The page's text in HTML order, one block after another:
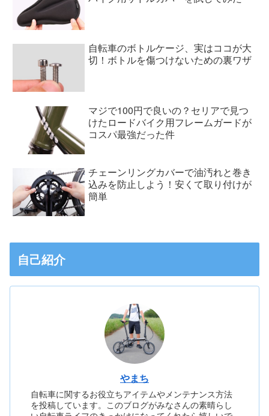
自転車のボトルケージ、実はココが大
切！ボトルを傷つけないための裏ワザ
マジで100円で良いの？セリアで見つ
けたロードバイク用フレームガードが
コスパ最強だった件
チェーンリングカバーで油汚れと巻き
込みを防止しよう！安くて取り付けが
簡単
自己紹介
やまち
自転車に関するお役立ちアイテムやメンテナンス方法
を投稿しています。このブログがみなさんの素晴らし